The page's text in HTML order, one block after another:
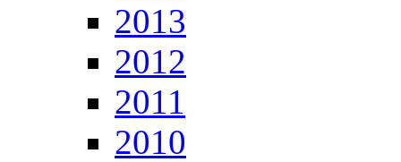
2013
2012
2011
2010